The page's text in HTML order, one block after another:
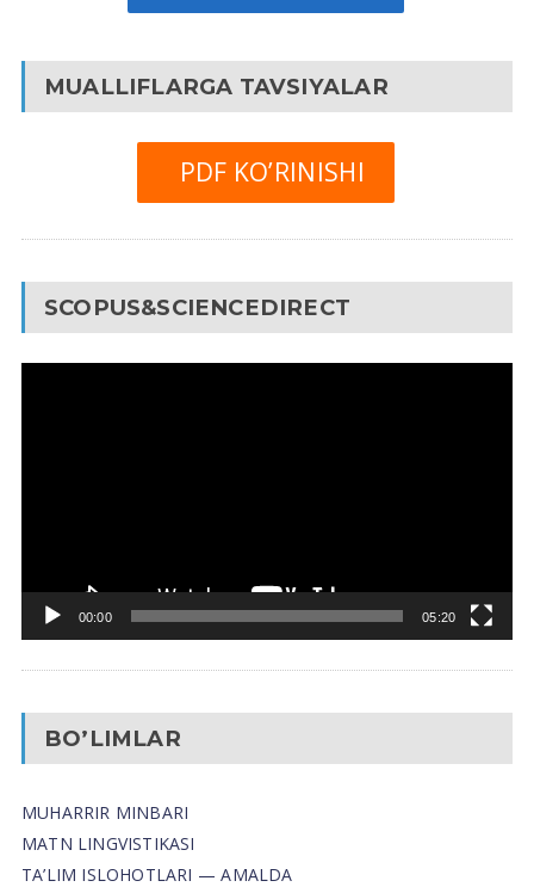
MUALLIFLARGA TAVSIYALAR
PDF KO’RINISHI
SCOPUS&SCIENCEDIRECT
00:00 05:20
BO’LIMLAR
MUHARRIR MINBARI
MATN LINGVISTIKASI
TA’LIM ISLOHOTLARI — AMALDA